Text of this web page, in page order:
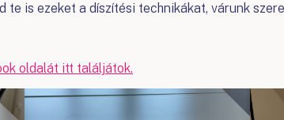
te is ezeket a díszítési technikákat, várunk
oldalát itt találjátok.